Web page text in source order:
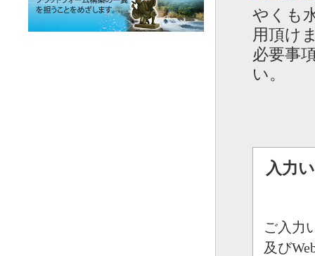
やくも
用頂け
必要事
い。
入力
ご入力
及び